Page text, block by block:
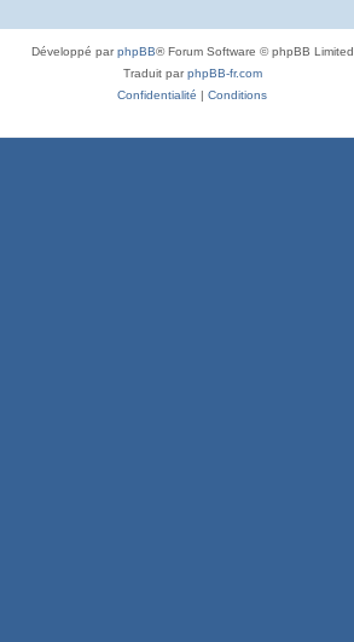
Développé parphpBB® Forum Software © phpBB Limited
Traduit parphpBB-fr.com
Confidentialité | Conditions